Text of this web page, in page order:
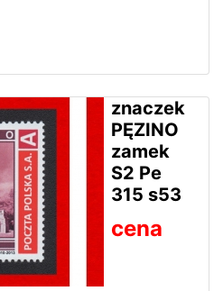
znaczek
PĘZINO
zamek
S2 Pe
315 s53
cena